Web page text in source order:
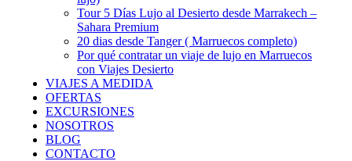
Tour 5 Días Lujo al Desierto desde Marrakech –
Sahara Premium
20 dias desde Tanger ( Marruecos completo)
Por qué contratar un viaje de lujo en Marruecos
con Viajes Desierto
VIAJES A MEDIDA
OFERTAS
EXCURSIONES
NOSOTROS
BLOG
CONTACTO